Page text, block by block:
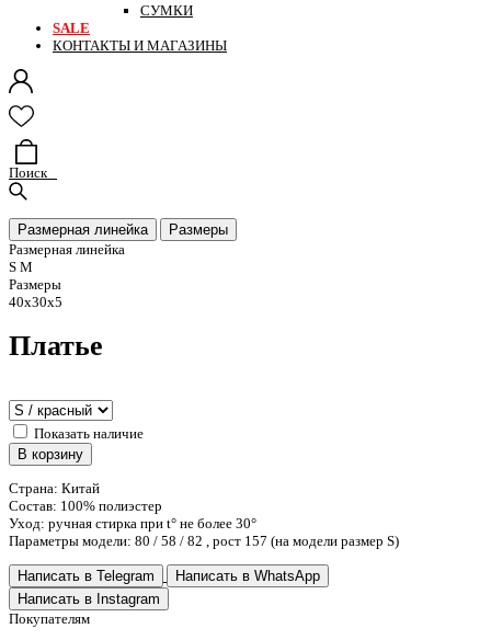
СУМКИ
SALE
КОНТАКТЫ И МАГАЗИНЫ
Поиск
Размерная линейка
Размеры
Размерная линейка
S M
Размеры
40x30x5
Платье
Показать наличие
В корзину
Страна: Китай
Состав: 100% полиэстер
Уход: ручная стирка при t° не более 30°
Параметры модели: 80 / 58 / 82 , рост 157 (на модели размер S)
Написать в Telegram
Написать в WhatsApp
Написать в Instagram
Покупателям